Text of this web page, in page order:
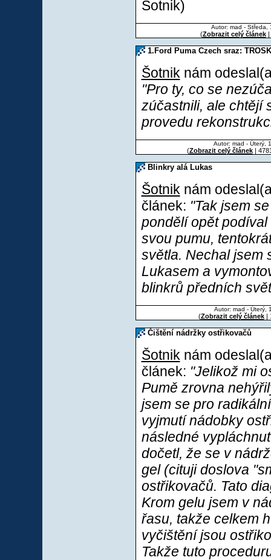
Šotnik)
Autor: mad - Středa,
(Zobrazit celý článek|
1.Ford Puma Czech sraz:
Šotnik nám
"Pro ty, co se
zúčastnili, ale chtějí
provedu
Autor: mad - Úterý,
(Zobrazit celý článek|
Blinkry alá Lukas
Šotnik nám
článek: "Tak jsem
pondělí opět
svou pumu,
světla. Nechal jsem
Lukasem a
blinkrů předních
Autor: mad - Úterý,
(Zobrazit celý článek|
Čištění nádržky ostřikovačů
Šotnik nám
článek: "Jelikož mi
Pumě zrovna
jsem se pro
vyjmutí nádobky
následné
dočetl, že se v
gel (cituji doslova
ostřikovačů. Tato
Krom gelu jsem v
řasu, takže celkem
vyčištění jsou
Takže tuto